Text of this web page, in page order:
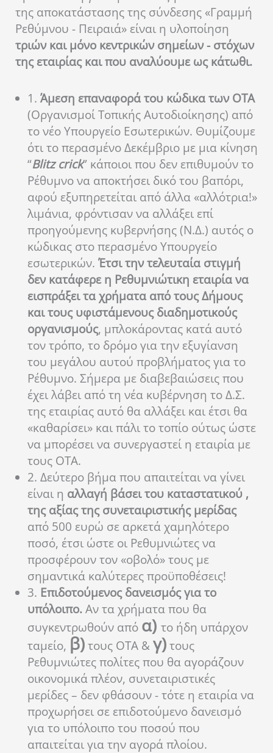
της αποκατάστασης της σύνδεσης «Γραμμή
Ρεθύμνου - Πειραιά» είναι η υλοποίηση
τριών και μόνο κεντρικών σημείων - στόχων
της εταιρίας και που αναλύουμε ως κάτωθι.
1. Άμεση επαναφορά του κώδικα των ΟΤΑ
(Οργανισμοί Τοπικής Αυτοδιοίκησης) από
το νέο Υπουργείο Εσωτερικών. Θυμίζουμε
ότι το περασμένο Δεκέμβριο με μια κίνηση
“Blitz crick” κάποιοι που δεν επιθυμούν το
Ρέθυμνο να αποκτήσει δικό του βαπόρι,
αφού εξυπηρετείται από άλλα «αλλότρια!»
λιμάνια, φρόντισαν να αλλάξει επί
προηγούμενης κυβερνήσης (Ν.Δ.) αυτός ο
κώδικας στο περασμένο Υπουργείο
εσωτερικών. Έτσι την τελευταία στιγμή
δεν κατάφερε η Ρεθυμνιώτικη εταιρία να
εισπράξει τα χρήματα από τους Δήμους
και τους υφιστάμενους διαδημοτικούς
οργανισμούς, μπλοκάροντας κατά αυτό
τον τρόπο, το δρόμο για την εξυγίανση
του μεγάλου αυτού προβλήματος για το
Ρέθυμνο. Σήμερα με διαβεβαιώσεις που
έχει λάβει από τη νέα κυβέρνηση το Δ.Σ.
της εταιρίας αυτό θα αλλάξει και έτσι θα
«καθαρίσει» και πάλι το τοπίο ούτως ώστε
να μπορέσει να συνεργαστεί η εταιρία με
τους ΟΤΑ.
2. Δεύτερο βήμα που απαιτείται να γίνει
είναι η αλλαγή βάσει του καταστατικού ,
της αξίας της συνεταιριστικής μερίδας
από 500 ευρώ σε αρκετά χαμηλότερο
ποσό, έτσι ώστε οι Ρεθυμνιώτες να
προσφέρουν τον «οβολό» τους με
σημαντικά καλύτερες προϋποθέσεις!
3. Επιδοτούμενος δανεισμός για το
υπόλοιπο.Αν τα χρήματα που θα
συγκεντρωθούν από α) το ήδη υπάρχον
ταμείο, β)τους ΟΤΑ &γ)τους
Ρεθυμνιώτες πολίτες που θα αγοράζουν
οικονομικά πλέον, συνεταιριστικές
μερίδες – δεν φθάσουν - τότε η εταιρία να
προχωρήσει σε επιδοτούμενο δανεισμό
για το υπόλοιπο του ποσού που
απαιτείται για την αγορά πλοίου.